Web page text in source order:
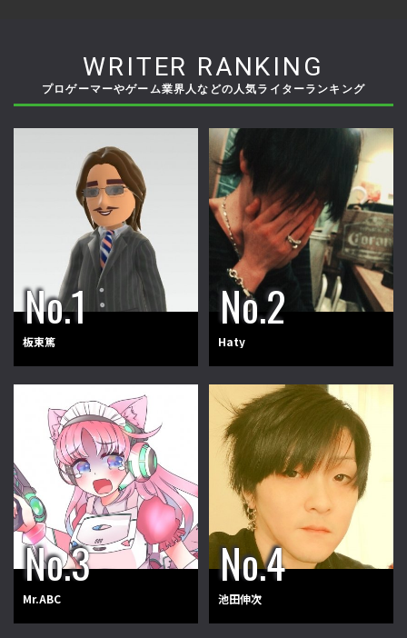
WRITER RANKING
プロゲーマーやゲーム業界人などの人気ライターランキング
板東篤 Haty
Mr.ABC 池田伸次